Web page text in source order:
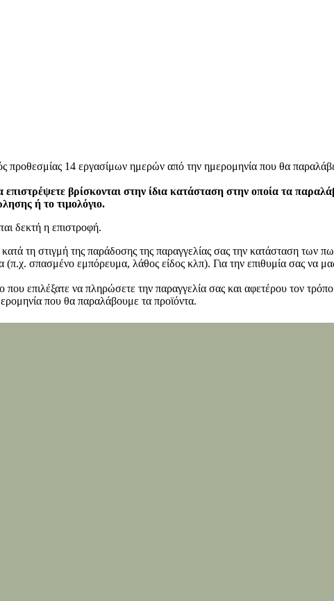
προθεσμίας 14 εργασίμων ημερών από την ημερομηνία που θα
επιστρέψετε βρίσκονται στην ίδια κατάσταση στην οποία τα
ή το τιμολόγιο.
δεκτή η επιστροφή.
τη στιγμή της παράδοσης της παραγγελίας σας την κατάσταση των
σπασμένο εμπόρευμα, λάθος είδος κλπ). Για την επιθυμία σας να
επιλέξατε να πληρώσετε την παραγγελία σας και αφετέρου τον
που θα παραλάβουμε τα προϊόντα.